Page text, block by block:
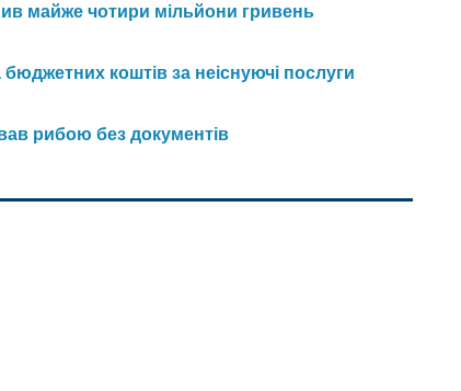
майже чотири мільйони гривень
коштів за неіснуючі послуги
рибою без документів